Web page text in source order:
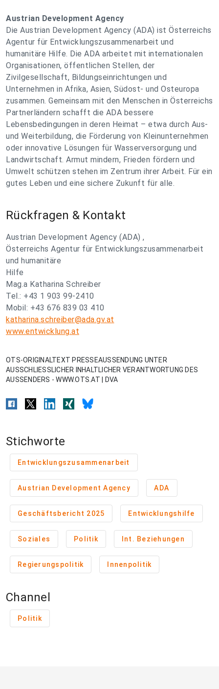
Austrian Development Agency
Die Austrian Development Agency (ADA) ist Österreichs
Agentur für Entwicklungszusammenarbeit und
humanitäre Hilfe. Die ADA arbeitet mit internationalen
Organisationen, öffentlichen Stellen, der
Zivilgesellschaft, Bildungseinrichtungen und
Unternehmen in Afrika, Asien, Südost- und Osteuropa
zusammen. Gemeinsam mit den Menschen in Österreichs
Partnerländern schafft die ADA bessere
Lebensbedingungen in deren Heimat – etwa durch Aus-
und Weiterbildung, die Förderung von Kleinunternehmen
oder innovative Lösungen für Wasserversorgung und
Landwirtschaft. Armut mindern, Frieden fördern und
Umwelt schützen stehen im Zentrum ihrer Arbeit. Für ein
gutes Leben und eine sichere Zukunft für alle.
Rückfragen & Kontakt
Austrian Development Agency (ADA) ,
Österreichs Agentur für Entwicklungszusammenarbeit
und humanitäre
Hilfe
Mag.a Katharina Schreiber
Tel.: +43 1 903 99-2410
Mobil: +43 676 839 03 410
katharina.schreiber@ada.gv.at
www.entwicklung.at
OTS-ORIGINALTEXT PRESSEAUSSENDUNG UNTER
AUSSCHLIESSLICHER INHALTLICHER VERANTWORTUNG DES
AUSSENDERS - WWW.OTS.AT | DVA
Stichworte
Entwicklungszusammenarbeit
Austrian Development Agency ADA
Geschäftsbericht 2025 Entwicklungshilfe
Soziales Politik Int. Beziehungen
Regierungspolitik Innenpolitik
Channel
Politik